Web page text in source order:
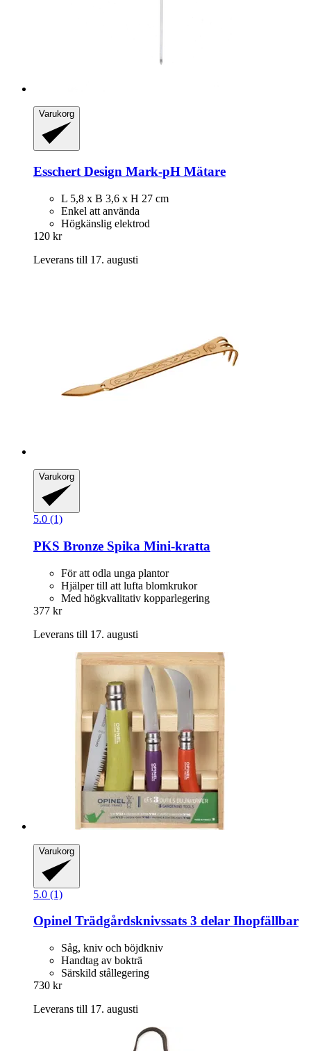
Varukorg
Esschert Design Mark-​pH Mätare
L 5,8 x B 3,6 x H 27 cm
Enkel att använda
Högkänslig elektrod
120 kr
Leverans till 17. augusti
Varukorg
5.0 (1)
PKS Bronze Spika Mini-​kratta
För att odla unga plantor
Hjälper till att lufta blomkrukor
Med högkvalitativ kopparlegering
377 kr
Leverans till 17. augusti
Varukorg
5.0 (1)
Opinel Trädgårdsknivssats 3 delar Ihopfällbar
Såg, kniv och böjdkniv
Handtag av bokträ
Särskild stållegering
730 kr
Leverans till 17. augusti